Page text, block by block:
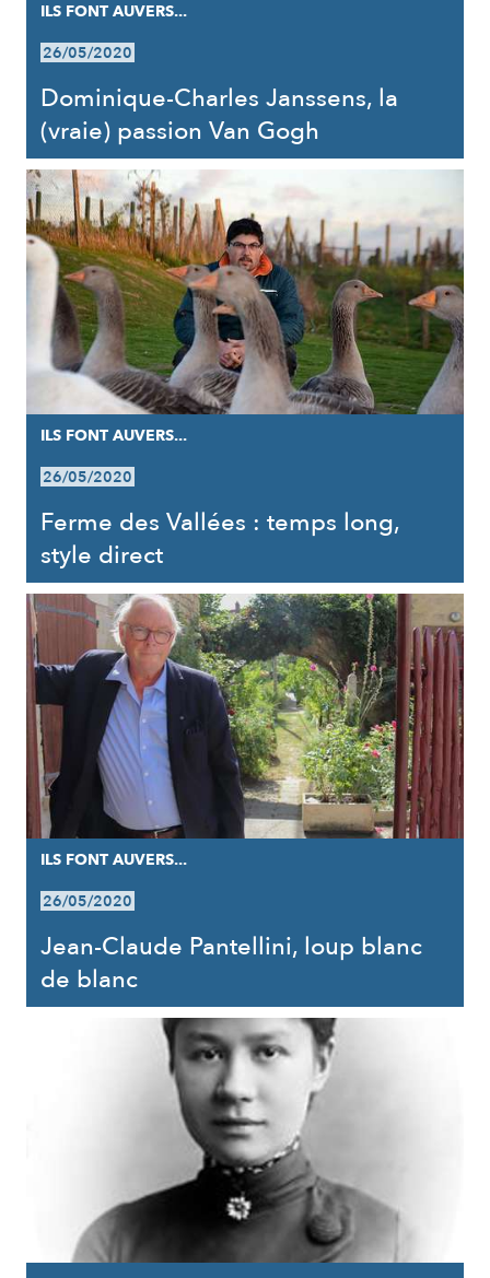
ILS FONT AUVERS...
26/05/2020
Dominique-Charles Janssens, la
(vraie) passion Van Gogh
ILS FONT AUVERS...
26/05/2020
Ferme des Vallées : temps long,
style direct
ILS FONT AUVERS...
26/05/2020
Jean-Claude Pantellini, loup blanc
de blanc